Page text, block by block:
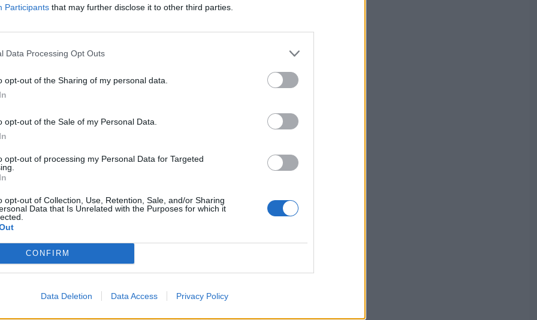
Participants that may further disclose it to other third parties.
Data Processing Opt Outs
opt-out of the Sharing of my personal data.
opt-out of the Sale of my Personal Data.
opt-out of processing my Personal Data for Targeted
opt-out of Collection, Use, Retention, Sale, and/or Sharing
Data that Is Unrelated with the Purposes for which it
CONFIRM
Data Deletion Data Access Privacy Policy
éljük
valamint
nem
nem